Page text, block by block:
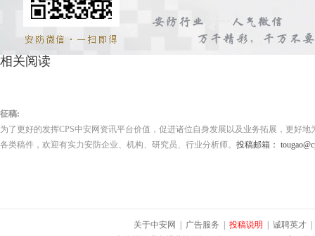
相关阅读
征稿:
为了更好的发挥CPS中安网资讯平台价值，促进诸位自身发展以及业务拓展，更好
各类稿件，欢迎有实力安防企业、机构、研究员、行业分析师。 投稿邮箱：
关于中安网 广告服务 投稿说明 诚聘英才